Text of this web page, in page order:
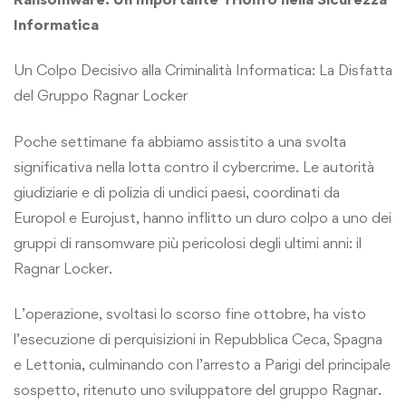
Informatica
Un Colpo Decisivo alla Criminalità Informatica: La Disfatta
del Gruppo Ragnar Locker
Poche settimane fa abbiamo assistito a una svolta
significativa nella lotta contro il cybercrime. Le autorità
giudiziarie e di polizia di undici paesi, coordinati da
Europol e Eurojust, hanno inflitto un duro colpo a uno dei
gruppi di ransomware più pericolosi degli ultimi anni: il
Ragnar Locker.
L’operazione, svoltasi lo scorso fine ottobre, ha visto
l’esecuzione di perquisizioni in Repubblica Ceca, Spagna
e Lettonia, culminando con l’arresto a Parigi del principale
sospetto, ritenuto uno sviluppatore del gruppo Ragnar.